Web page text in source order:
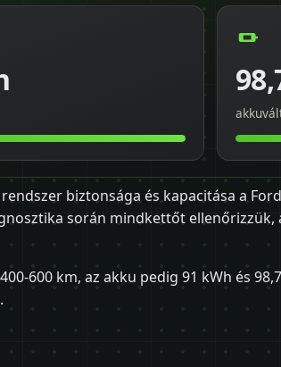
biztonsága és kapacitása a
során mindkettőt ellenőrizzük,
600 km, az akku pedig 91 kWh és